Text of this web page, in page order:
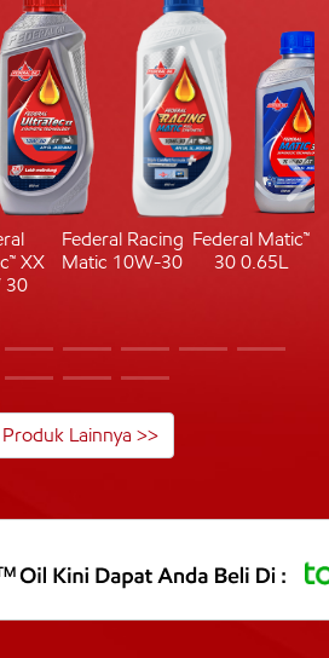
XX
30
Federal Racing
Matic 10W-30
Federal Matic™
30 0.65L
Lainnya >>